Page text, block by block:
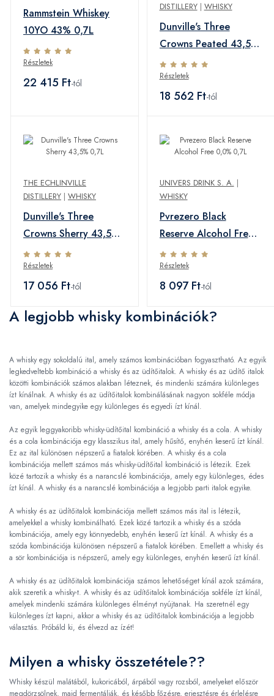
Rammstein Whiskey
10YO 43% 0,7L
Részletek
22 415 Ft-tól
DISTILLERY| WHISKY
Dunville's Three
Crowns Peated 43,5%
0,7L
Részletek
18 562 Ft-tól
THE ECHLINVILLE
DISTILLERY | WHISKY
Dunville's Three
Crowns Sherry 43,5%
0,7L
Részletek
17 056 Ft-tól
UNIVERS DRINK S. A. |
WHISKY
Pvrezero Black
Reserve Alcohol Free
0,0% 0,7L
Részletek
8 097 Ft-tól
A legjobb whisky kombinációk?
A whisky egy sokoldalú ital, amely számos kombinációban fogyasztható. Az egyik
legkedveltebb kombináció a whisky és az üdítőitalok. A whisky és az üdítő italok
közötti kombinációk számos alakban léteznek, és mindenki számára különleges
ízt kínálnak. A whisky és az üdítőitalok kombinálásának nagyon sokféle módja
van, amelyek mindegyike egy különleges és egyedi ízt kínál.
Az egyik leggyakoribb whisky-üdítőital kombináció a whisky és a cola. A whisky
és a cola kombinációja egy klasszikus ital, amely hűsítő, enyhén keserű ízt kínál.
Ez az ital különösen népszerű a fiatalok körében. A whisky és a cola
kombinációja mellett számos más whisky-üdítőital kombináció is létezik. Ezek
közé tartozik a whisky és a narancslé kombinációja, amely egy különleges, édes
ízt kínál. A whisky és a narancslé kombinációja a legjobb parti italok egyike.
A whisky és az üdítőitalok kombinációja mellett számos más ital is létezik,
amelyekkel a whisky kombinálható. Ezek közé tartozik a whisky és a szóda
kombinációja, amely egy könnyedebb, enyhén keserű ízt kínál. A whisky és a
szóda kombinációja különösen népszerű a fiatalok körében. Emellett a whisky és
a sör kombinációja is népszerű, amely egy különleges, enyhén keserű ízt kínál.
A whisky és az üdítőitalok kombinációja számos lehetőséget kínál azok számára,
akik szeretik a whisky-t. A whisky és az üdítőitalok kombinációja sokféle ízt kínál,
amelyek mindenki számára különleges élményt nyújtanak. Ha szeretnél egy
különleges ízt kapni, akkor a whisky és az üdítőitalok kombinációja a legjobb
választás. Próbáld ki, és élvezd az ízét!
Milyen a whisky összetétele??
Whisky készül malátából, kukoricából, árpából vagy rozsból, amelyeket először
megdörzsölnek, majd fermentálják, és később főzésre, erjesztésre és érlelésre